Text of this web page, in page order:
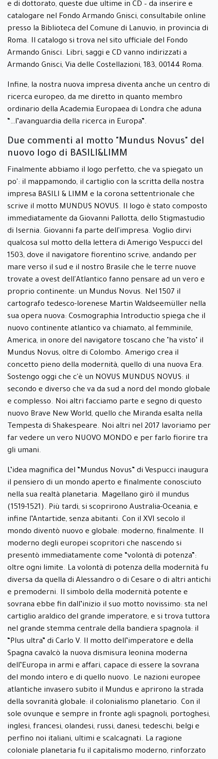
e di dottorato, queste due ultime in CD – da inserire e
catalogare nel Fondo Armando Gnisci, consultabile online
presso la Biblioteca del Comune di Lanuvio, in provincia di
Roma. Il catalogo si trova nel sito ufficiale del Fondo
Armando Gnisci. Libri, saggi e CD vanno indirizzati a
Armando Gnisci, Via delle Costellazioni, 183, 00144 Roma.
Infine, la nostra nuova impresa diventa anche un centro di
ricerca europeo, da me diretto in quanto membro
ordinario della Academia Europaea di Londra che aduna
“…l’avanguardia della ricerca in Europa”.
Due commenti al motto "Mundus Novus" del
nuovo logo di BASILI&LIMM
Finalmente abbiamo il logo perfetto, che va spiegato un
po': il mappamondo, il cartiglio con la scritta della nostra
impresa BASILI & LIMM e la corona settentrionale che
scrive il motto MUNDUS NOVUS. Il logo è stato composto
immediatamente da Giovanni Pallotta, dello Stigmastudio
di Isernia. Giovanni fa parte dell'impresa. Voglio dirvi
qualcosa sul motto della lettera di Amerigo Vespucci del
1503, dove il navigatore fiorentino scrive, andando per
mare verso il sud e il nostro Brasile che le terre nuove
trovate a ovest dell'Atlantico fanno pensare ad un vero e
proprio continente: un Mundus Novus. Nel 1507 il
cartografo tedesco-lorenese Martin Waldseemüller nella
sua opera nuova: Cosmographia Introductio spiega che il
nuovo continente atlantico va chiamato, al femminile,
America, in onore del navigatore toscano che "ha visto" il
Mundus Novus, oltre di Colombo. Amerigo crea il
concetto pieno della modernità, quello di una nuova Era.
Sostengo oggi che c'è un NOVUS MUNDUS NOVUS: il
secondo e diverso che va da sud a nord del mondo globale
e complesso. Noi altri facciamo parte e segno di questo
nuovo Brave New World, quello che Miranda esalta nella
Tempesta di Shakespeare. Noi altri nel 2017 lavoriamo per
far vedere un vero NUOVO MONDO e per farlo fiorire tra
gli umani.
L’idea magnifica del “Mundus Novus” di Vespucci inaugura
il pensiero di un mondo aperto e finalmente conosciuto
nella sua realtà planetaria. Magellano girò il mundus
(1519-1521). Più tardi, si scoprirono Australia-Oceania, e
infine l’Antartide, senza abitanti. Con il XVI secolo il
mondo diventò nuovo e globale: moderno, finalmente. Il
moderno degli europei scopritori che nascendo si
presentò immediatamente come “volontà di potenza”:
oltre ogni limite. La volontà di potenza della modernità fu
diversa da quella di Alessandro o di Cesare o di altri antichi
e premoderni. Il simbolo della modernità potente e
sovrana ebbe fin dall’inizio il suo motto novissimo: sta nel
cartiglio araldico del grande imperatore, e si trova tuttora
nel grande stemma centrale della bandiera spagnola: il
“Plus ultra” di Carlo V. Il motto dell’imperatore e della
Spagna cavalcò la nuova dismisura leonina moderna
dell’Europa in armi e affari, capace di essere la sovrana
del mondo intero e di quello nuovo. Le nazioni europee
atlantiche invasero subito il Mundus e aprirono la strada
della sovranità globale: il colonialismo planetario. Con il
sole ovunque e sempre in fronte agli spagnoli, portoghesi,
inglesi, francesi, olandesi, russi, danesi, tedeschi, belgi e
perfino noi italiani, ultimi e scalcagnati. La ragione
coloniale planetaria fu il capitalismo moderno, rinforzato